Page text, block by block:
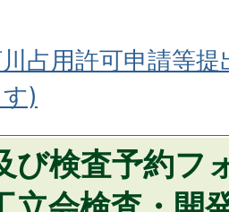
占用許可申請等
)
び検査予約フ